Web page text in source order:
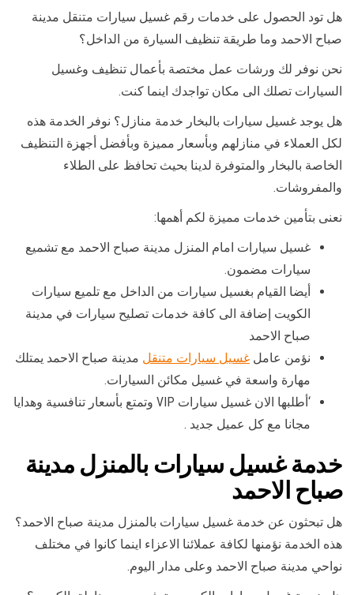
هل تود الحصول على خدمات رقم غسيل سيارات متنقل مدينة
صباح الاحمد وما طريقة تنظيف السيارة من الداخل؟
نحن نوفر لك ورشات عمل مختصة بأعمال تنظيف وغسيل
السيارات تصلك الى مكان تواجدك اينما كنت.
هل يوجد غسيل سيارات بالبخار خدمة منازل؟ نوفر الخدمة هذه
لكل العملاء في منازلهم وبأسعار مميزة وبأفضل أجهزة التنظيف
الخاصة بالبخار والمتوفرة لدينا بحيث تحافظ على الطلاء
والمفروشات.
نعنى بتأمين خدمات مميزة لكم أهمها:
غسيل سيارات امام المنزل مدينة صباح الاحمد مع تشميع
سيارات مضمون.
أيضا القيام بغسيل سيارات من الداخل مع تلميع سيارات
الكويت إضافة الى كافة خدمات تصليح سيارات في مدينة
صباح الاحمد
نؤمن عامل غسيل سيارات متنقل مدينة صباح الاحمد يمتلك
مهارة واسعة في غسيل مكائن السيارات.
‘أطلبها الان غسيل سيارات VIP وتمتع بأسعار تنافسية وهدايا
مجانا مع كل عميل جديد .
خدمة غسيل سيارات بالمنزل مدينة
صباح الاحمد
هل تبحثون عن خدمة غسيل سيارات بالمنزل مدينة صباح الاحمد؟
هذه الخدمة نؤمنها لكافة عملائنا الاعزاء اينما كانوا في مختلف
نواحي مدينة صباح الاحمد وعلى مدار اليوم.